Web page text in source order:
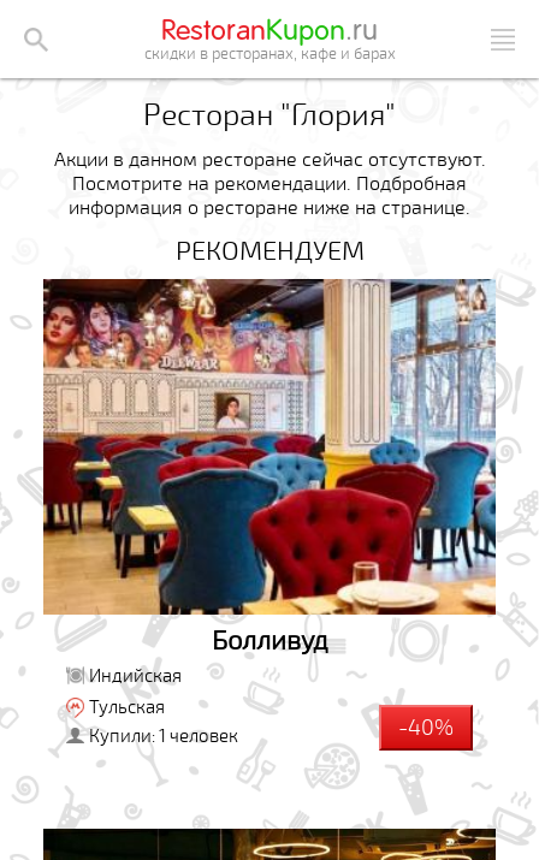
RestoranKupon.ru
скидки в ресторанах, кафе и барах
Ресторан "Глория"
Акции в данном ресторане сейчас отсутствуют.
Посмотрите на рекомендации. Подбробная
информация о ресторане ниже на странице.
РЕКОМЕНДУЕМ
Болливуд
Индийская
Тульская
Купили: 1 человек
-40%